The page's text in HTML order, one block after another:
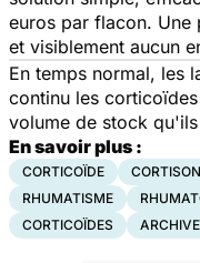
euros par flacon. Une
et visiblement aucun
En temps normal, les
continu les
volume de stock
En savoir plus :
CORTICOÏDE
RHUMATISME
CORTICOÏDES